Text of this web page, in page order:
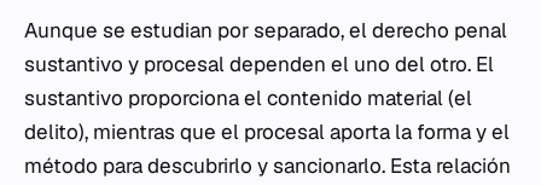
Aunque se estudian por separado, el derecho penal
sustantivo y procesal dependen el uno del otro. El
sustantivo proporciona el contenido material (el
delito), mientras que el procesal aporta la forma y el
método para descubrirlo y sancionarlo. Esta relación